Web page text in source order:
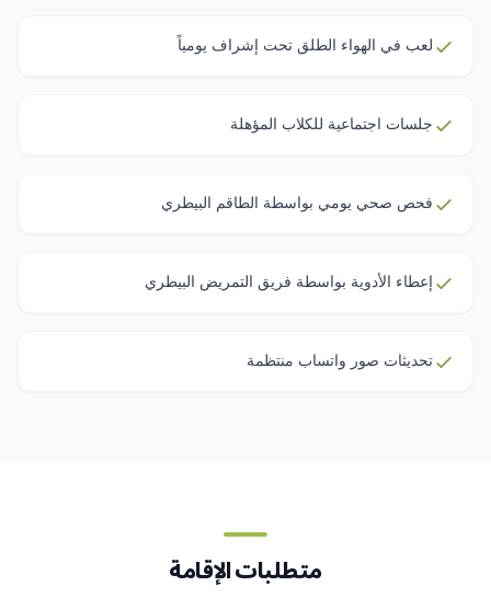
لعب في الهواء الطلق تحت إشراف يومياً
جلسات اجتماعية للكلاب المؤهلة
فحص صحي يومي بواسطة الطاقم البيطري
إعطاء الأدوية بواسطة فريق التمريض البيطري
تحديثات صور واتساب منتظمة
متطلبات الإقامة